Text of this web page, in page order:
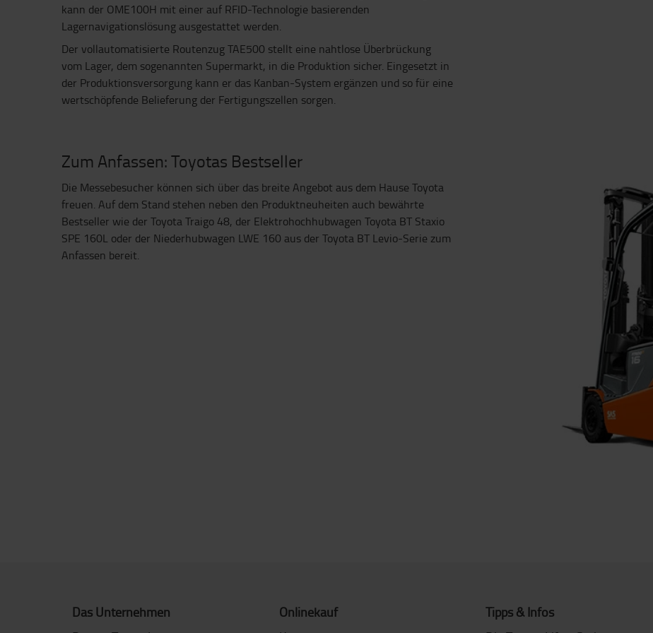
kann der OME100H mit einer auf RFID-Technologie basierenden
Lagernavigationslösung ausgestattet werden.
Der vollautomatisierte Routenzug TAE500 stellt eine nahtlose Überbrückung
vom Lager, dem sogenannten Supermarkt, in die Produktion sicher. Eingesetzt in
der Produktionsversorgung kann er das Kanban-System ergänzen und so für eine
wertschöpfende Belieferung der Fertigungszellen sorgen.
Zum Anfassen: Toyotas Bestseller
Die Messebesucher können sich über das breite Angebot aus dem Hause Toyota
freuen. Auf dem Stand stehen neben den Produktneuheiten auch bewährte
Bestseller wie der Toyota Traigo 48, der Elektrohochhubwagen Toyota BT Staxio
SPE 160L oder der Niederhubwagen LWE 160 aus der Toyota BT Levio-Serie zum
Anfassen bereit.
Das Unternehmen
Onlinekauf
Tipps & Infos